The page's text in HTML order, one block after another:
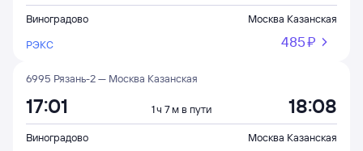
Виноградово
Москва Казанская
РЭКС
485 ⁠₽
6995 Рязань-2 — Москва Казанская
17:01 1 ч 7 м в пути 18:08
Виноградово
Москва Казанская